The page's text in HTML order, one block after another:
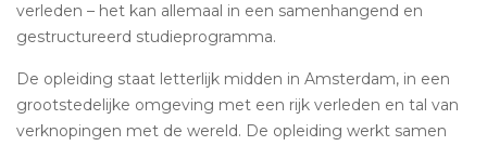
verleden – het kan allemaal in een samenhangend en
gestructureerd studieprogramma.
De opleiding staat letterlijk midden in Amsterdam, in een
grootstedelijke omgeving met een rijk verleden en tal van
verknopingen met de wereld. De opleiding werkt samen